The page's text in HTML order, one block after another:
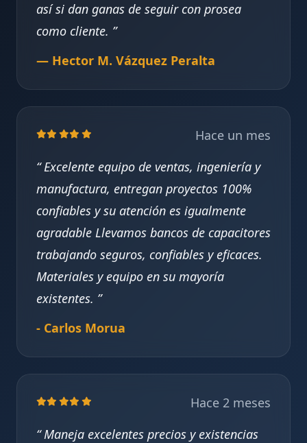
así si dan ganas de seguir con prosea
como cliente.
— Hector M. Vázquez Peralta
Hace un mes
Excelente equipo de ventas, ingeniería y
manufactura, entregan proyectos 100%
confiables y su atención es igualmente
agradable Llevamos bancos de capacitores
trabajando seguros, confiables y eficaces.
Materiales y equipo en su mayoría
existentes.
- Carlos Morua
Hace 2 meses
Maneja excelentes precios y existencias